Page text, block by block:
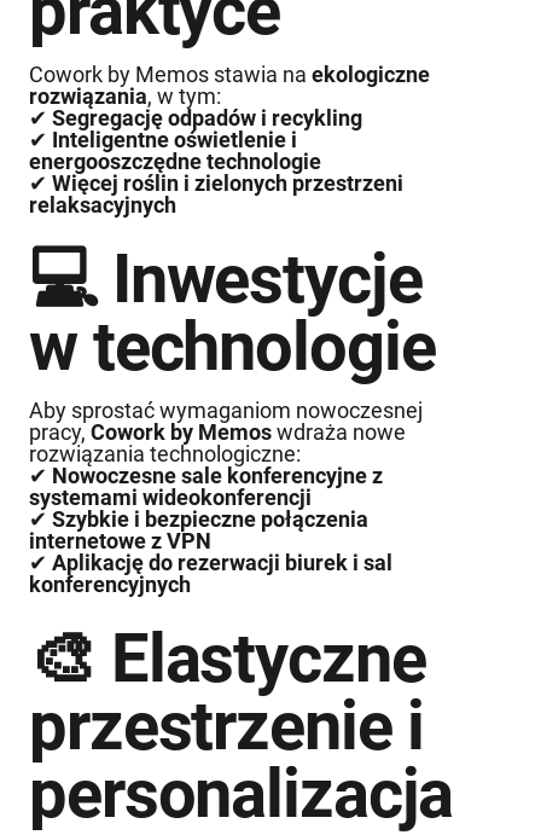
Cowork by Memos stawia na ekologiczne
rozwiązania, w tym:
✔ Segregację odpadów i recykling
✔ Inteligentne oświetlenie i
energooszczędne technologie
✔ Więcej roślin i zielonych przestrzeni
relaksacyjnych
💻 Inwestycje
w technologie
Aby sprostać wymaganiom nowoczesnej
pracy,Cowork by Memoswdraża nowe
rozwiązania technologiczne:
✔ Nowoczesne sale konferencyjne z
systemami wideokonferencji
✔ Szybkie i bezpieczne połączenia
internetowe z VPN
✔ Aplikację do rezerwacji biurek i sal
konferencyjnych
🎨 Elastyczne
przestrzenie i
personalizacja